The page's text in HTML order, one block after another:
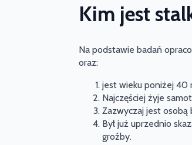
Kim jest
Na podstawie badań
oraz:
jest wieku poniżej 40
Najczęściej żyje
Zazwyczaj jest
Był już uprzednio
groźby.